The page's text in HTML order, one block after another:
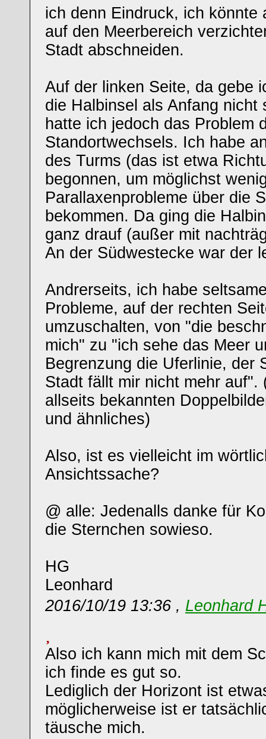
ich denn Eindruck, ich könnte
auf den Meerbereich
Stadt abschneiden.
Auf der linken Seite, da gebe
die Halbinsel als Anfang nicht
hatte ich jedoch das Problem
Standortwechsels. Ich habe
des Turms (das ist etwa
begonnen, um möglichst
Parallaxenprobleme über die
bekommen. Da ging die
ganz drauf (außer mit
An der Südwestecke war der
Andrerseits, ich habe
Probleme, auf der rechten
umzuschalten, von "die
mich" zu "ich sehe das Meer
Begrenzung die Uferlinie, der
Stadt fällt mir nicht mehr auf".
allseits bekannten
und ähnliches)
Also, ist es vielleicht im
Ansichtssache?
@ alle: Jedenalls danke für
die Sternchen sowieso.
HG
Leonhard
2016/10/19 13:36 , Leonhard
Also ich kann mich mit dem
ich finde es gut so.
Lediglich der Horizont ist
möglicherweise ist er
täusche mich.